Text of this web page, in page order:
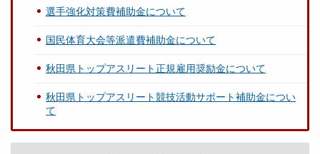
選手強化対策費補助金について
国民体育大会等派遣費補助金について
秋田県トップアスリート正規雇用奨励金について
秋田県トップアスリート競技活動サポート補助金につい
て